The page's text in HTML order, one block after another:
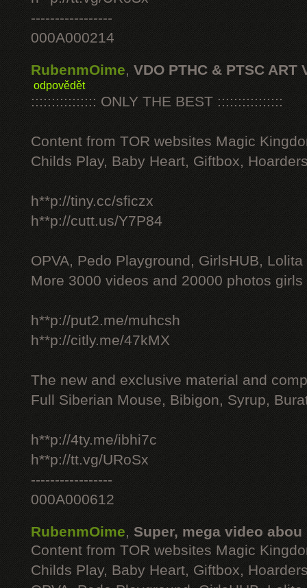
-----------------
000A000214
RubenmOime, VDO PTHC & PTSC ART
odpovědět
:::::::::::::::: ONLY THE BEST ::::::::::::::::
Content from TOR websites Magic
Childs Play, Baby Heart, Giftbox,
h**p://tiny.cc/sficzx
h**p://cutt.us/Y7P84
OPVA, Pedo Playground, GirlsHUB, Lolita
More 3000 videos and 20000 photos
h**p://put2.me/muhcsh
h**p://citly.me/47kMX
The new and exclusive material and
Full Siberian Mouse, Bibigon, Syrup,
h**p://4ty.me/ibhi7c
h**p://tt.vg/URoSx
-----------------
000A000612
RubenmOime, Super, mega video abou
Content from TOR websites Magic
Childs Play, Baby Heart, Giftbox,